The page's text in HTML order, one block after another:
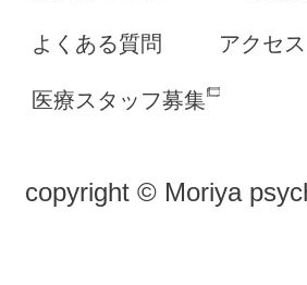
よくある質問 アクセス
医療スタッフ募集
copyright © Moriya